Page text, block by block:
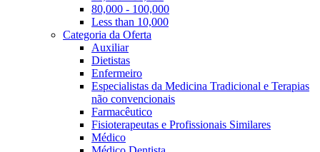
80,000 - 100,000
Less than 10,000
Categoria da Oferta
Auxiliar
Dietistas
Enfermeiro
Especialistas da Medicina Tradicional e Terapias
não convencionais
Farmacêutico
Fisioterapeutas e Profissionais Similares
Médico